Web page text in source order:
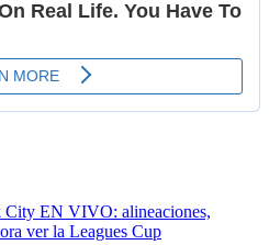
EN VIVO: alineaciones,
ver la Leagues Cup